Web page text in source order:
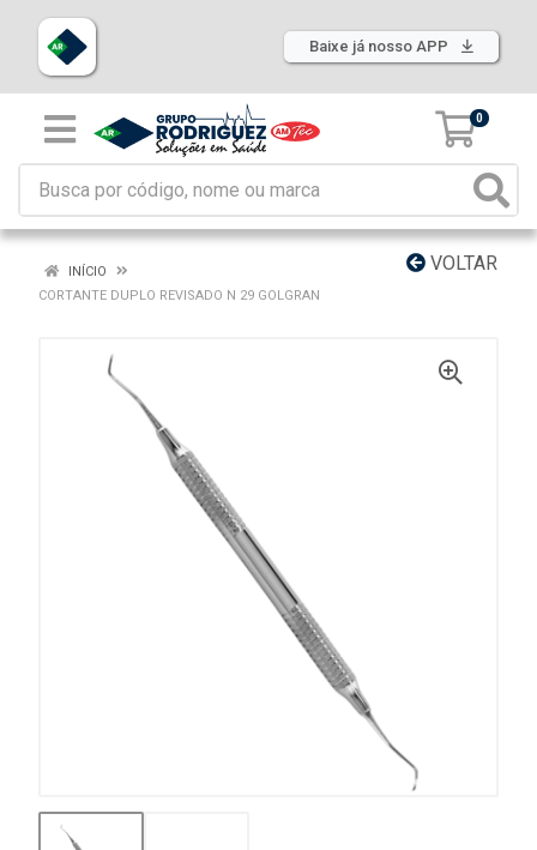
Baixe já nosso APP
0
VOLTAR
INÍCIO
CORTANTE DUPLO REVISADO N 29 GOLGRAN